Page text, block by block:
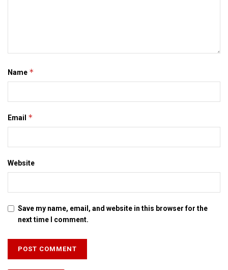
Name *
Email *
Website
Save my name, email, and website in this browser for the
next time I comment.